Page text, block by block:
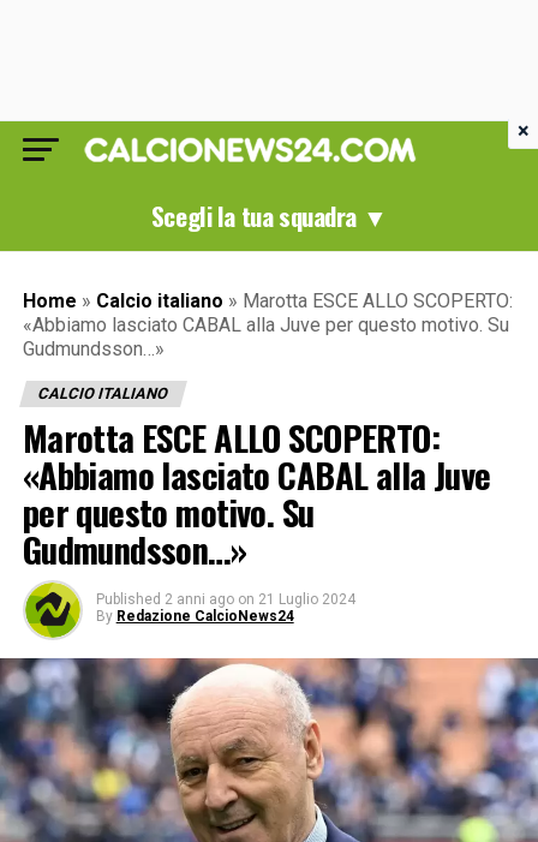
Scegli la tua squadra ▼
Home » Calcio italiano » Marotta ESCE ALLO SCOPERTO:
«Abbiamo lasciato CABAL alla Juve per questo motivo. Su
Gudmundsson…»
CALCIO ITALIANO
Marotta ESCE ALLO SCOPERTO:
«Abbiamo lasciato CABAL alla Juve
per questo motivo. Su
Gudmundsson…»
Published 2 anni ago on 21 Luglio 2024
By Redazione CalcioNews24
×